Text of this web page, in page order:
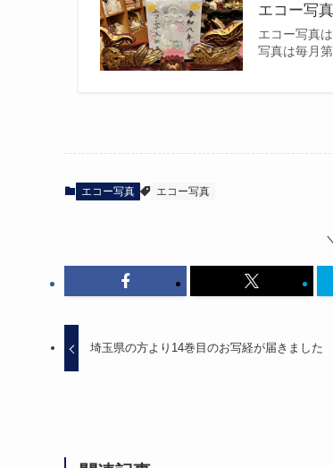
エコー写
エコー写真
写真は毎月
エコー写真 エコー写真
埼玉県の方より14巻目のお写経が届きました